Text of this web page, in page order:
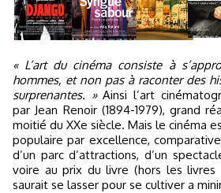
« L’art du cinéma consiste à
hommes, et non pas à raconter des
surprenantes. »Ainsi l’art
par Jean Renoir (1894-1979), grand
moitié du XXe siècle. Mais le cinéma
populaire par excellence,
d’un parc d’attractions, d’un
voire au prix du livre (hors les
saurait se lasser pour se cultiver a